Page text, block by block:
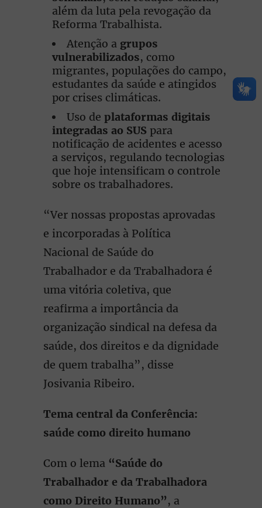
além da luta pela revogação da
Reforma Trabalhista.
Atenção a grupos
vulnerabilizados, como
migrantes, populações do campo,
estudantes da saúde e atingidos
por crises climáticas.
Uso de plataformas digitais
integradas ao SUS para
notificação de acidentes e acesso
a serviços, regulando tecnologias
que hoje intensificam o controle
sobre os trabalhadores.
“Ver nossas propostas aprovadas
e incorporadas à Política
Nacional de Saúde do
Trabalhador e da Trabalhadora é
uma vitória coletiva, que
reafirma a importância da
organização sindical na defesa da
saúde, dos direitos e da dignidade
de quem trabalha”, disse
Josivania Ribeiro.
Tema central da Conferência:
saúde como direito humano
Com o lema “Saúde do
Trabalhador e da Trabalhadora
como Direito Humano”, a